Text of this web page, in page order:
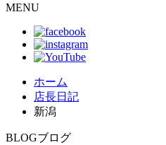
MENU
ホーム
店長日記
新潟
BLOGブログ